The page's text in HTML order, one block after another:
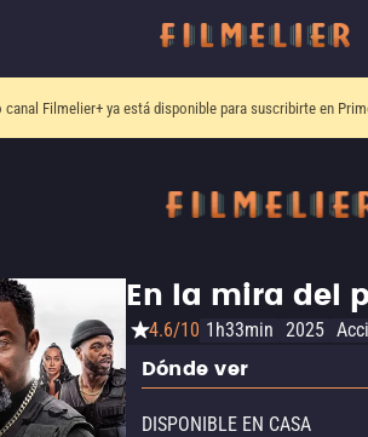
canal Filmelier+ya está disponible para suscribirte en
En la mira del
4.6/10 1h33min 2025
Dónde ver
DISPONIBLE EN CASA